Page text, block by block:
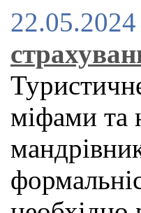
22.05.2024
міфами та